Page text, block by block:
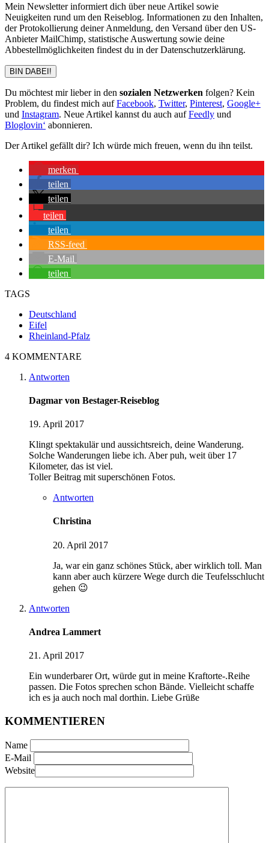
Mein Newsletter informiert dich über neue Artikel sowie
Neuigkeiten rund um den Reiseblog. Informationen zu den Inhalten,
der Protokollierung deiner Anmeldung, den Versand über den US-
Anbieter MailChimp, statistische Auswertung sowie deine
Abbestellmöglichkeiten findest du in der Datenschutzerklärung.
BIN DABEI!
Du möchtest mir lieber in den sozialen Netzwerken folgen? Kein
Problem, du findest mich aufFacebook, Twitter, Pinterest, Google+
und Instagram. Neue Artikel kannst du auch aufFeedly und
Bloglovin‘ abonnieren.
Der Artikel gefällt dir? Ich würde mich freuen, wenn du ihn teilst.
merken
teilen
teilen
teilen
teilen
RSS-feed
E-Mail
teilen
TAGS
Deutschland
Eifel
Rheinland-Pfalz
4 KOMMENTARE
Antworten
Dagmar von Bestager-Reiseblog
19. April 2017
Klingt spektakulär und aussichtsreich, deine Wanderung.
Solche Wanderungen liebe ich. Aber puh, weit über 17
Kilometer, das ist viel.
Toller Beitrag mit superschönen Fotos.
Antworten
Christina
20. April 2017
Ja, war ein ganz schönes Stück, aber wirklich toll. Man
kann aber auch kürzere Wege durch die Teufelsschlucht
gehen 😉
Antworten
Andrea Lammert
21. April 2017
Ein wunderbarer Ort, würde gut in meine Kraftorte-.Reihe
passen. Die Fotos sprechen schon Bände. Vielleicht schaffe
ich es ja auch noch mal dorthin. Liebe Grüße
KOMMENTIEREN
Name
E-Mail
Website